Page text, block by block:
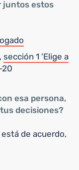
juntos estos
sección 1 'Elige a
20
esa persona,
decisiones?
de acuerdo,